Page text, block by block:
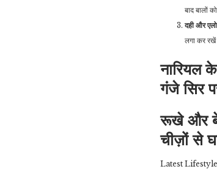
बाद बालों
दही और
लगा कर
नारियल
गंजे सिर
रूखे और
चीज़ों से
Latest